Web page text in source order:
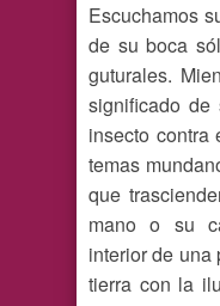
Escuchamos
de su boca
guturales.
significado
insecto contra
temas
que
mano o su
interior de una
tierra con la